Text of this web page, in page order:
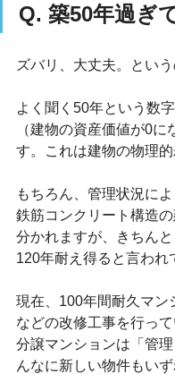
Q. 築50年過ぎ
ズバリ、大丈夫。という
よく聞く50年という数
（建物の資産価値が0
す。これは建物の物理
もちろん、管理状況によ
鉄筋コンクリート構造
分かれますが、きちん
120年耐え得ると言われ
現在、100年間耐久マン
などの改修工事を行っ
分譲マンションは「管
んなに新しい物件もい